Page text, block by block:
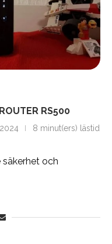
RS500
8 minut(ers) lästid
och